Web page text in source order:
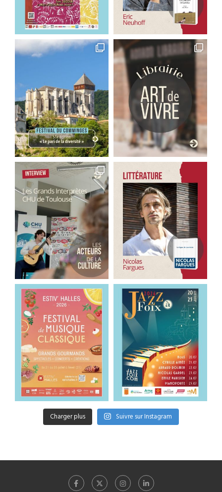
Charger plus Suivre sur Instagram